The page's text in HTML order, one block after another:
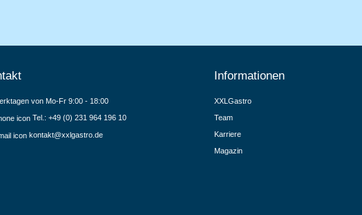
von Mo-Fr 9:00 - 18:00
Tel.: +49 (0) 231 964 196 10
kontakt@xxlgastro.de
Informationen
XXLGastro
Team
Karriere
Magazin